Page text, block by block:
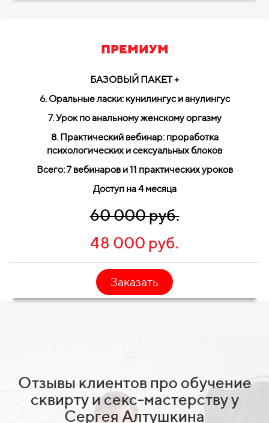
ПРЕМИУМ
БАЗОВЫЙ ПАКЕТ +
6. Оральные ласки: кунилингус и анулингус
7. Урок по анальному женскому оргазму
8. Практический вебинар: проработка
психологических и сексуальных блоков
Всего: 7 вебинаров и 11 практических уроков
Доступ на 4 месяца
60 000 руб.
48 000 руб.
Заказать
Отзывы клиентов про обучение
сквирту и секс-мастерству у
Сергея Алтушкина